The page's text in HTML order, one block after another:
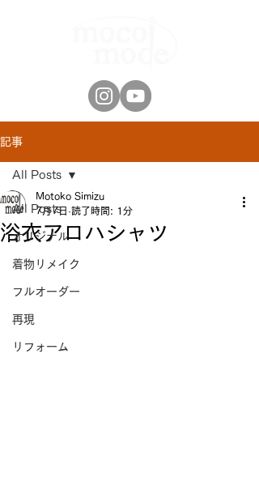
記事
All Posts
オリジナル
着物リメイク
フルオーダー
再現
リフォーム
All Posts
浴衣アロハシャツ
Motoko Simizu
7月7日 読了時間: 1分